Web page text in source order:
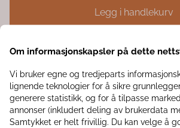
Legg i handlekurv
er spraymalet, og derfor anbefales det å rengjøre
Kundeklubb
◾️ Få 10% rabatt på første kjøp
◾️ Interiørtips til hjemmet, hagen eller
Om informasjonskapsler på dette
Vi bruker egne og tredjeparts
lignende teknologier for å sikre
generere statistikk, og for å tilpasse
annonser (inkludert deling av brukerdata
Samtykket er helt frivillig. Du kan velge å